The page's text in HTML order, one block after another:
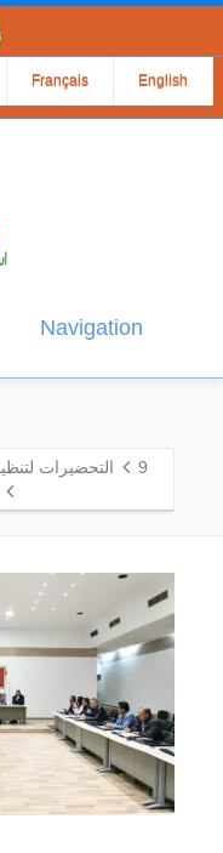
Français English
Navigation
9
التحضيرات